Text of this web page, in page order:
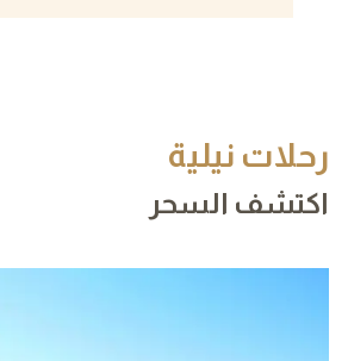
رحلات نيلية
اكتشف السحر